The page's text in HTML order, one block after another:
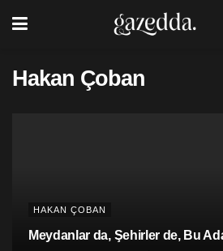
Hakan Çoban
HAKAN ÇOBAN
Meydanlar da, Şehirler de, Bu